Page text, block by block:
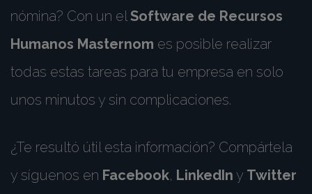
nómina? Con un elSoftware de Recursos
Humanos Masternom es posible realizar
todas estas tareas para tu empresa en solo
unos minutos y sin complicaciones.
¿Te resultó útil esta información? Compártela
y síguenos en Facebook, LinkedIn y Twitter